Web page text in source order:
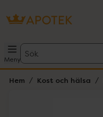
Meny
Sök
Hem Kost och hälsa